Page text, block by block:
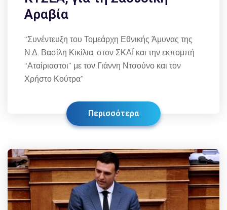
Αραβία
“Συνέντευξη του Τομεάρχη Εθνικής Άμυνας της
Ν.Δ. Βασίλη Κικίλια, στον ΣΚΑΪ και την εκπομπή
“Αταίριαστοι” με τον Γιάννη Ντσούνο και τον
Χρήστο Κούτρα”
Περισσότερα